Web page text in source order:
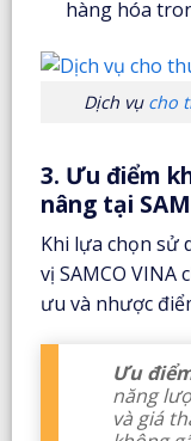
hàng hóa
Dịch vụ cho
3. Ưu điểm
nâng tại
Khi lựa chọn sử
vị SAMCO
ưu và nhược
Ưu
năng
và giá